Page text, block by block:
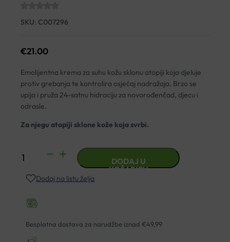
SKU: C007296
€21.00
Emolijentna krema za suhu kožu sklonu atopiji koja djeluje
protiv grebanja te kontrolira osjećaj nadražaja. Brzo se
upija i pruža 24-satnu hidraciju za novorođenčad, djecu i
odrasle.
Za njegu atopiji sklone kože koja svrbi.
A-
EXOMEGA
EMOLIJENTNA
KREMA
DODAJ U
KOŠARICU
Dodaj na listu želja
Besplatna dostava za narudžbe iznad €49,99